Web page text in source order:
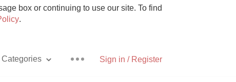
box or continuing to use our site. To find
.
Sign in / Register
Categories